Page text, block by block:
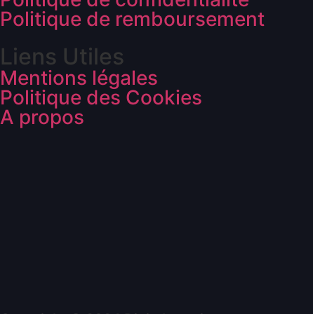
Politique de remboursement
Liens Utiles
Mentions légales
Politique des Cookies
A propos